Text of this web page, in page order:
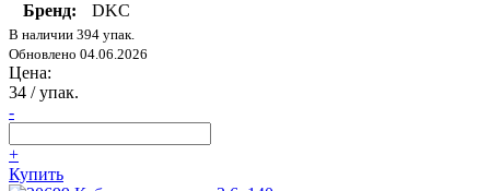
Бренд:
DKC
В наличии 394 упак.
Обновлено 04.06.2026
Цена:
34 / упак.
-
+
Купить